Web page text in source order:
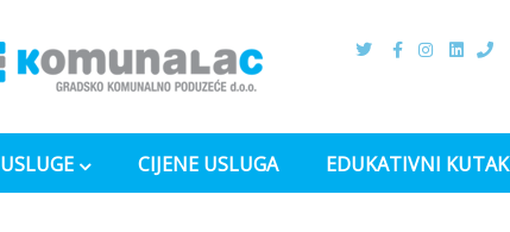
USLUGE CIJENE USLUGA EDUKATIVNI KUTAK